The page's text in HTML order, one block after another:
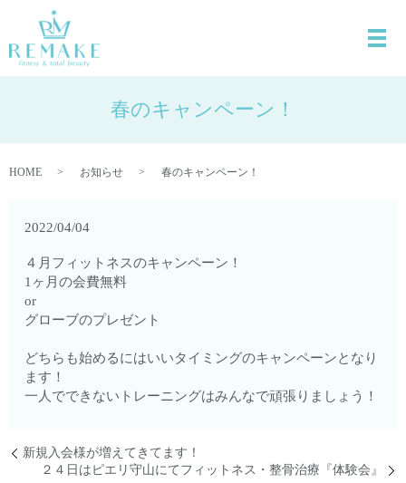
春のキャンペーン！
HOME お知らせ 春のキャンペーン！
2022/04/04
４月フィットネスのキャンペーン！
1ヶ月の会費無料
or
グローブのプレゼント
どちらも始めるにはいいタイミングのキャンペーンとなり
ます！
一人でできないトレーニングはみんなで頑張りましょう！
新規入会様が増えてきてます！
２４日はピエリ守山にてフィットネス・整骨治療『体験会』